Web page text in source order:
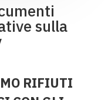
sulla
RIFIUTI